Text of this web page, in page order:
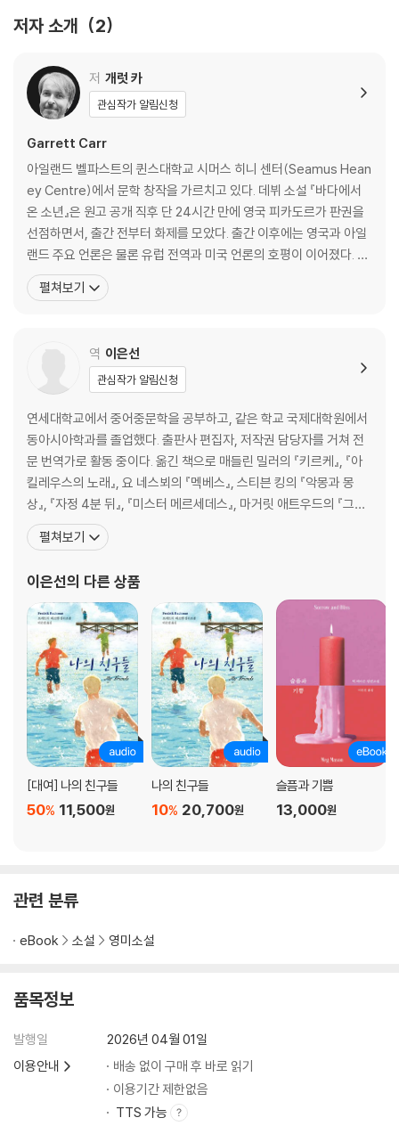
의 도착이 마을의 운명을 어떻게 다시 쓰는지 밀도 있게 그려낸다.
『바다에서 온 소년』은 출간 이후 영국과 아일랜드뿐 아니라, 미국 주요 언
론으로부터도 극찬을 받았다. 《선데이 타임스》는 “읽는 즐거움 그 자
체”라고 평했고, 《아이리시 타임스》는 “폭풍 뒤의 고요 속에 독자를 남긴
다”고 전했다. 《가디언》 《이코노미스트》 등 유수의 매체가 따뜻하면서도
설’과 ‘2025 아일랜드 북 어워드 올해의 소설상’ 최종 후보에 오르며 문학
성과 대중성을 동시에 입증했고, 현재 14개 언어로 번역 출간되고 있다.
저자 소개 2
저 개럿 카
관심작가 알림신청
Garrett Carr
아일랜드 벨파스트의 퀸스대학교 시머스 히니 센터(Seamus Hean
ey Centre)에서 문학 창작을 가르치고 있다. 데뷔 소설 『바다에서
온 소년』은 원고 공개 직후 단 24시간 만에 영국 피카도르가 판권을
선점하면서, 출간 전부터 화제를 모았다. 출간 이후에는 영국과 아일
랜드 주요 언론은 물론 유럽 전역과 미국 언론의 호평이 이어졌다. 작
은 마을을 살아 있는 공간처럼 생생하게 그려낸 이 작품은, 바다에서
발견된 한 아이와 그를 둘러싼 가족과 마을의 이야기를 따뜻하면서도
펼쳐보기
역 이은선
관심작가 알림신청
연세대학교에서 중어중문학을 공부하고, 같은 학교 국제대학원에서
동아시아학과를 졸업했다. 출판사 편집자, 저작권 담당자를 거쳐 전
문 번역가로 활동 중이다. 옮긴 책으로 매들린 밀러의 『키르케』, 『아
킬레우스의 노래』, 요 네스뵈의 『멕베스』, 스티븐 킹의 『악몽과 몽
상』, 『자정 4분 뒤』, 『미스터 메르세데스』, 마거릿 애트우드의 『그레
이스』, 프레드릭 배크만의 『할머니가 미안하다고 전해달랬어요』, 『브
릿마리 여기 있다』, 『베어타운』, 『우리와 당신들』, 『불안한 사람들』,
이어트랜드』, 『딸에게 보
펼쳐보기
이은선의 다른 상품
[대여] 나의 친구들
11,500원
50%
나의 친구들
20,700원
10%
슬픔과 기쁨
13,000원
관련 분류
eBook 소설 영미소설
품목정보
발행일
2026년 04월 01일
이용안내
배송 없이 구매 후 바로 읽기
이용기간 제한없음
TTS 가능